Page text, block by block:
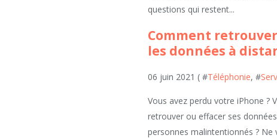
questions qui restent...
Comment
les données à
06 juin 2021 ( #Téléphonie, #
Vous avez perdu votre iPhone ?
retrouver ou effacer ses
personnes malintentionnés ?